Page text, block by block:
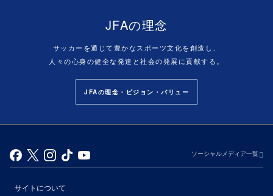
JFAの理念
サッカーを通じて豊かなスポーツ文化を創造し、
人々の心身の健全な発達と社会の発展に貢献する。
JFAの理念・ビジョン・バリュー
ソーシャルメディア一覧
サイトについて